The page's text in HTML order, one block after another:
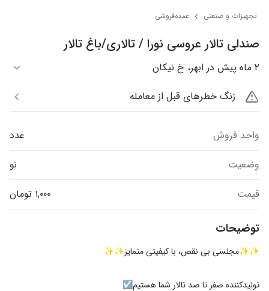
تجهیزات و صنعتی عمده‌فروشی
صندلی تالار عروسی نورا / تالاری/باغ تالار
۲ ماه پیش در ابهر، خ نیکان
زنگ خطرهای قبل از معامله
واحد فروش
عدد
وضعیت
نو
قیمت
توضیحات